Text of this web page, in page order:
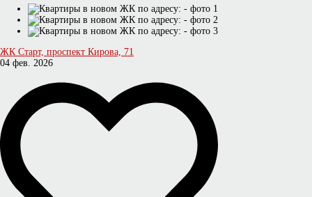
ЖК Старт, проспект Кирова, 71
04 фев. 2026